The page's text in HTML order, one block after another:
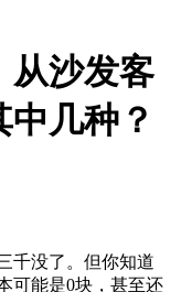
从沙发客
几种？
千没了。但你知道
可能是0块，甚至还